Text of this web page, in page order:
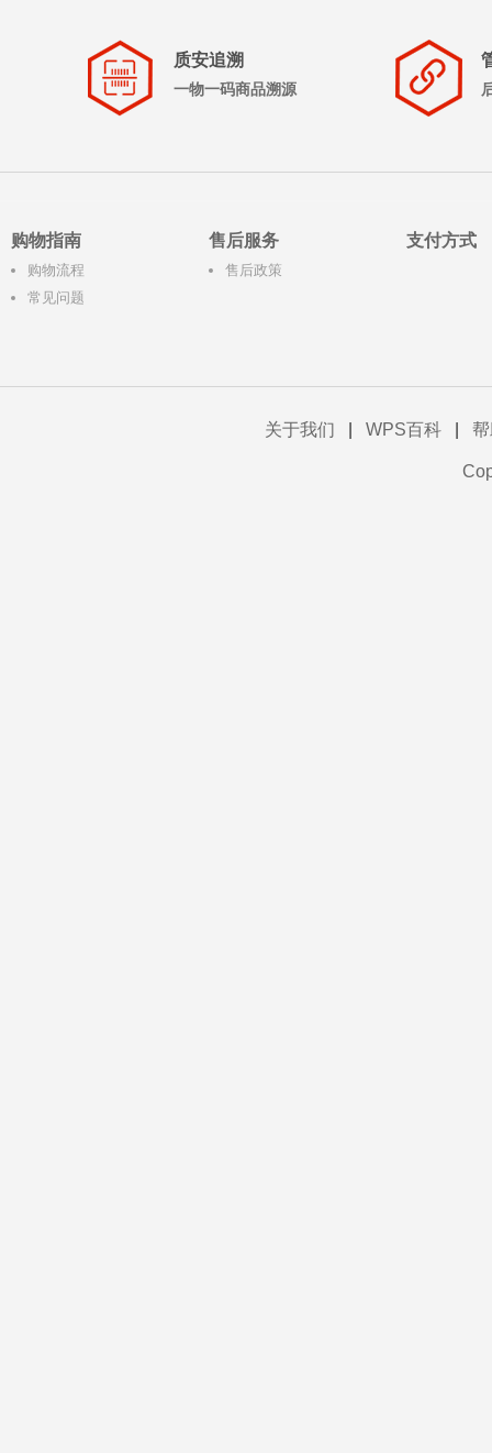
质安追溯
一物一码商品溯源
购物指南
购物流程
常见问题
售后服务
售后政策
支付方式
关于我们 WPS百科